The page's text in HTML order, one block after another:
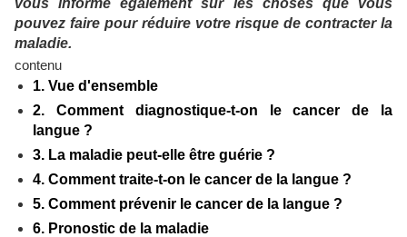
vous informe également sur les choses que vous
pouvez faire pour réduire votre risque de contracter la
maladie.
contenu
1. Vue d'ensemble
2. Comment diagnostique-t-on le cancer de la
langue ?
3. La maladie peut-elle être guérie ?
4. Comment traite-t-on le cancer de la langue ?
5. Comment prévenir le cancer de la langue ?
6. Pronostic de la maladie